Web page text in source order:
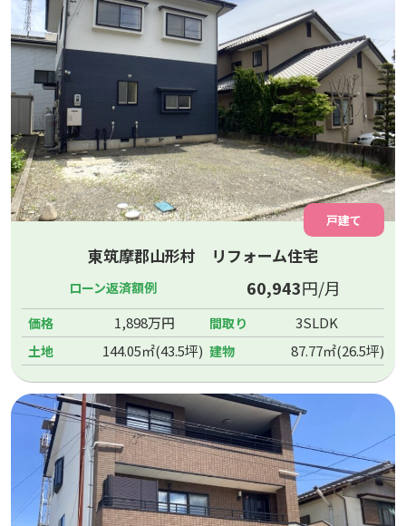
戸建て
東筑摩郡山形村 リフォーム住宅
ローン返済額例 60,943円/月
価格 1,898万円 間取り 3SLDK
土地 144.05㎡(43.5坪) 建物 87.77㎡(26.5坪)